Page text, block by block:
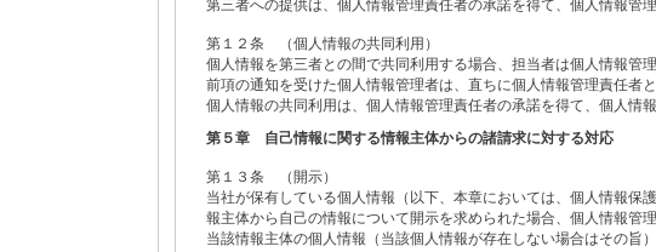
第三者への提供は、個人情報管理責任者の承諾を得て、個人情報管
第１２条 （個人情報の共同利用）
個人情報を第三者との間で共同利用する場合、担当者は個人情報管
前項の通知を受けた個人情報管理者は、直ちに個人情報管理責任者
個人情報の共同利用は、個人情報管理責任者の承諾を得て、個人情
第５章 自己情報に関する情報主体からの諸請求に対する対応
第１３条 （開示）
当社が保有している個人情報（以下、本章においては、個人情報
報主体から自己の情報について開示を求められた場合、個人情報管
当該情報主体の個人情報（当該個人情報が存在しない場合はその旨